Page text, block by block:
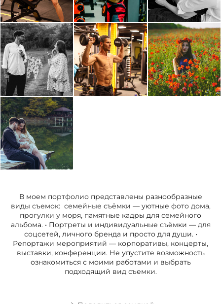
В моем портфолио представлены разнообразные
виды съемок: семейные съёмки — уютные фото дома,
прогулки у моря, памятные кадры для семейного
альбома. • Портреты и индивидуальные съёмки — для
соцсетей, личного бренда и просто для души. •
Репортажи мероприятий — корпоративы, концерты,
выставки, конференции. Не упустите возможность
ознакомиться с моими работами и выбрать
подходящий вид съемки.